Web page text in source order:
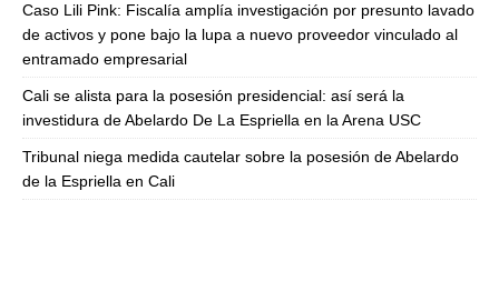
Caso Lili Pink: Fiscalía amplía investigación por presunto lavado
de activos y pone bajo la lupa a nuevo proveedor vinculado al
entramado empresarial
Cali se alista para la posesión presidencial: así será la
investidura de Abelardo De La Espriella en la Arena USC
Tribunal niega medida cautelar sobre la posesión de Abelardo
de la Espriella en Cali